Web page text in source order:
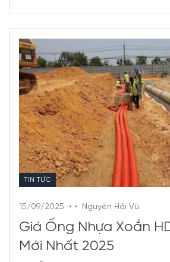
TIN TỨC
15/09/2025 • • Nguyễn Hải Vũ
Giá Ống Nhựa Xoắn
Mới Nhất 2025